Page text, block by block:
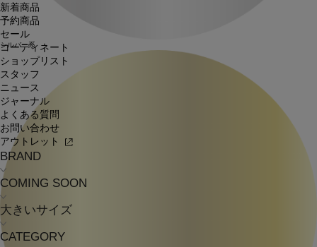
新着商品
予約商品
セール
コーディネート
ショップリスト
スタッフ
ニュース
ジャーナル
よくある質問
お問い合わせ
アウトレット
BRAND
COMING SOON
大きいサイズ
CATEGORY
シルバー系